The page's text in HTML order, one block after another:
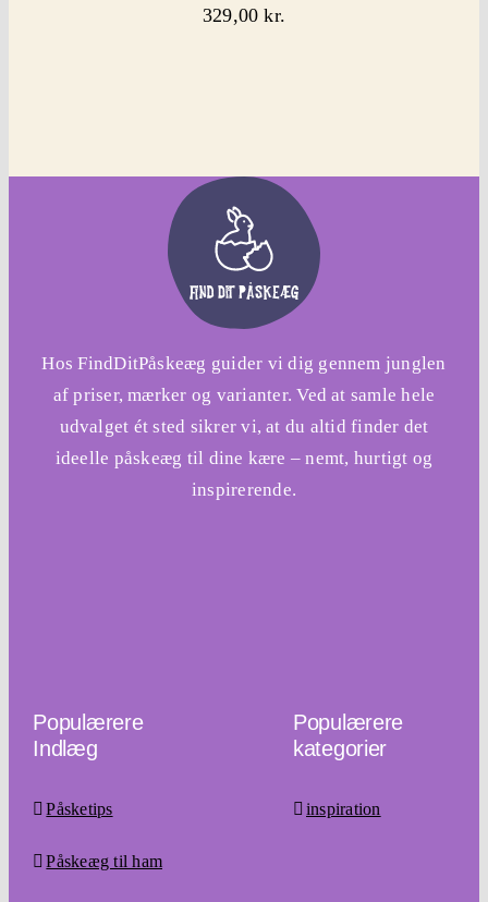
329,00kr.
Hos FindDitPåskeæg guider vi dig gennem junglen
af priser, mærker og varianter. Ved at samle hele
udvalget ét sted sikrer vi, at du altid finder det
ideelle påskeæg til dine kære – nemt, hurtigt og
inspirerende.
Populærere
Indlæg
Påsketips
Påskeæg til ham
Populærere
kategorier
inspiration